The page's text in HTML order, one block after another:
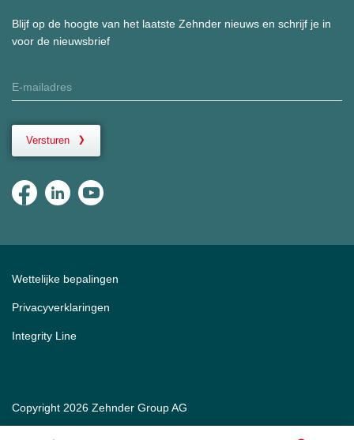
Blijf op de hoogte van het laatste Zehnder nieuws en schrijf je in
voor de nieuwsbrief
Versturen
Copyright 2026 Zehnder Group AG
Wettelijke bepalingen
Privacyverklaringen
Integrity Line